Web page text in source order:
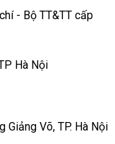
- Bộ TT&TT cấp
Hà Nội
Giảng Võ, TP. Hà Nội